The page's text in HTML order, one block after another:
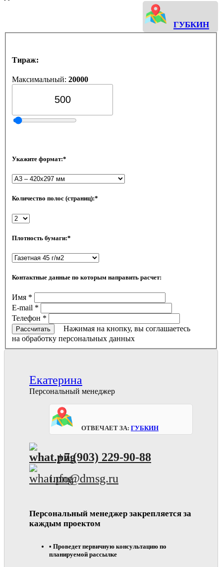
Губкин
Тираж:
Максимальный: 20000
Укажите формат:*
Количество полос (страниц):*
Плотность бумаги:*
Контактные данные по которым направить расчет:
Имя *
E-mail *
Телефон *
Рассчитать
Нажимая на кнопку, вы соглашаетесь
на обработку персональных данных
Екатерина
Персональный менеджер
Отвечает за: Губкин
+7 (903) 229-90-88
info@dmsg.ru
Персональный менеджер закрепляется за
каждым проектом
• Проведет первичную консультацию по
планируемой рассылке